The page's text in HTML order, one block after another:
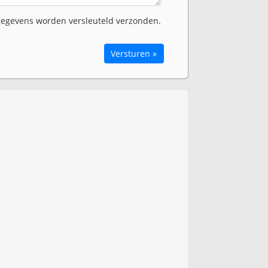
worden versleuteld verzonden.
Versturen »